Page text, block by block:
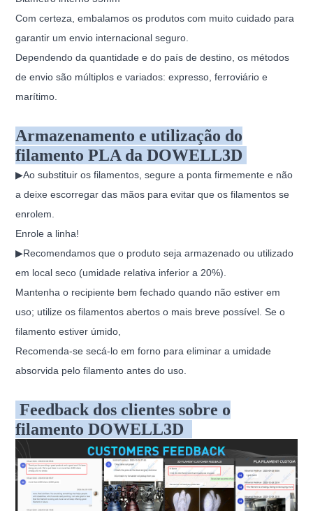
Com certeza, embalamos os produtos com muito cuidado para
garantir um envio internacional seguro.
Dependendo da quantidade e do país de destino, os métodos
de envio são múltiplos e variados: expresso, ferroviário e
marítimo.
Armazenamento e utilização do
filamento PLA da DOWELL3D
▶Ao substituir os filamentos, segure a ponta firmemente e não
a deixe escorregar das mãos para evitar que os filamentos se
enrolem.
Enrole a linha!
▶Recomendamos que o produto seja armazenado ou utilizado
em local seco (umidade relativa inferior a 20%).
Mantenha o recipiente bem fechado quando não estiver em
uso; utilize os filamentos abertos o mais breve possível. Se o
filamento estiver úmido,
Recomenda-se secá-lo em forno para eliminar a umidade
absorvida pelo filamento antes do uso.
Feedback dos clientes sobre o
filamento DOWELL3D